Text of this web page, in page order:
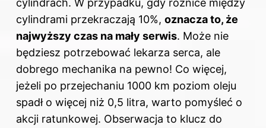
cylindrami przekraczają 10%, oznacza to, że
najwyższy czas na mały serwis. Może nie
będziesz potrzebować lekarza serca, ale
dobrego mechanika na pewno! Co więcej,
jeżeli po przejechaniu 1000 km poziom oleju
spadł o więcej niż 0,5 litra, warto pomyśleć o
akcji ratunkowej. Obserwacja to klucz do